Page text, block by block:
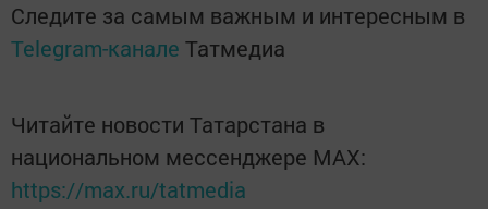
Следите за самым важным и интересным в
Telegram-канале Татмедиа
Читайте новости Татарстана в
национальном мессенджере MАХ:
https://max.ru/tatmedia